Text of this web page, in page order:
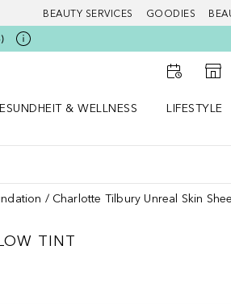
BEAUTY SERVICES GOODIES
& WELLNESS
LIFESTYLE
Charlotte Tilbury Unreal Skin
TINT